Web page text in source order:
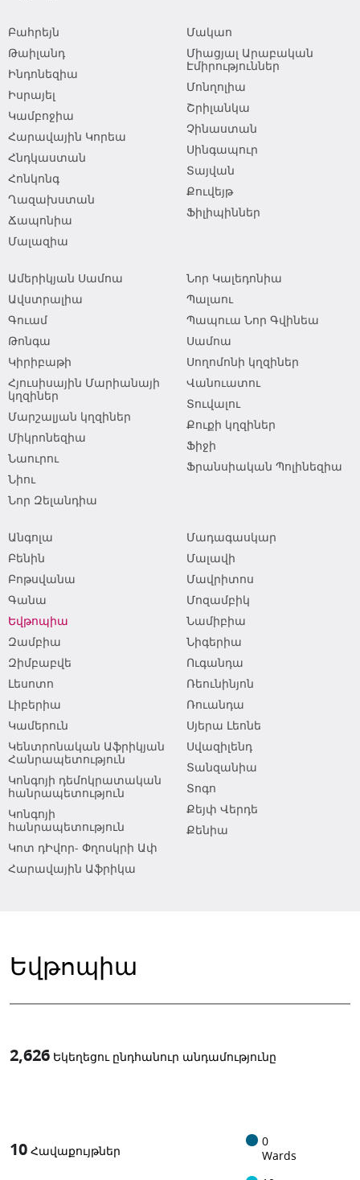
Բահրեյն
Թաիլանդ
Ինդոնեզիա
Իսրայել
Կամբոջիա
Հարավային Կորեա
Հնդկաստան
Հոնկոնգ
Ղազախստան
Ճապոնիա
Մալազիա
Մակաո
Միացյալ Արաբական
Էմիրություններ
Մոնղոլիա
Շրիլանկա
Չինաստան
Սինգապուր
Տայվան
Քուվեյթ
Ֆիլիպիններ
Ամերիկյան Սամոա
Ավստրալիա
Գուամ
Թոնգա
Կիրիբաթի
Հյուսիսային Մարիանայի
կղզիներ
Մարշալյան կղզիներ
Միկրոնեզիա
Նաուրու
Նիու
Նոր Զելանդիա
Նոր Կալեդոնիա
Պալաու
Պապուա Նոր Գվինեա
Սամոա
Սողոմոնի կղզիներ
Վանուատու
Տուվալու
Քուքի կղզիներ
Ֆիջի
Ֆրանսիական Պոլինեզիա
Անգոլա
Բենին
Բոթսվանա
Գանա
Եվթոպիա
Զամբիա
Զիմբաբվե
Լեսոտո
Լիբերիա
Կամերուն
Կենտրոնական Աֆրիկյան
Հանրապետություն
Կոնգոյի դեմոկրատական
հանրապետություն
Կոնգոյի
հանրապետություն
Կոտ դԻվոր- Փղոսկրի Ափ
Հարավային Աֆրիկա
Մադագասկար
Մալավի
Մավրիտոս
Մոզամբիկ
Նամիբիա
Նիգերիա
Ուգանդա
Ռեունինյոն
Ռուանդա
Սյերա Լեոնե
Սվազիլենդ
Տանզանիա
Տոգո
Քեյփ Վերդե
Քենիա
Եվթոպիա
2,626 Եկեղեցու ընդհանուր անդամությունը
10 Հավաքույթներ
0
Wards